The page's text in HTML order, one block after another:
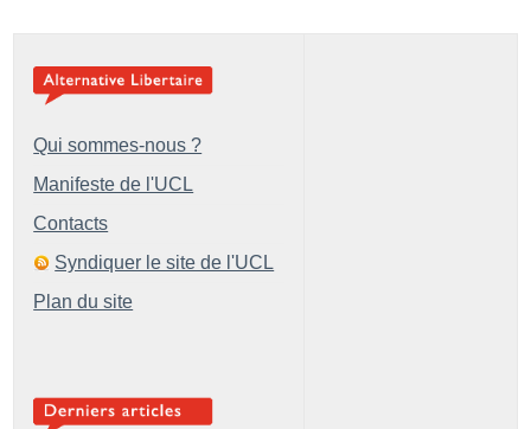
Qui sommes-nous ?
Manifeste de l'UCL
Contacts
Syndiquer le site de l'UCL
Plan du site